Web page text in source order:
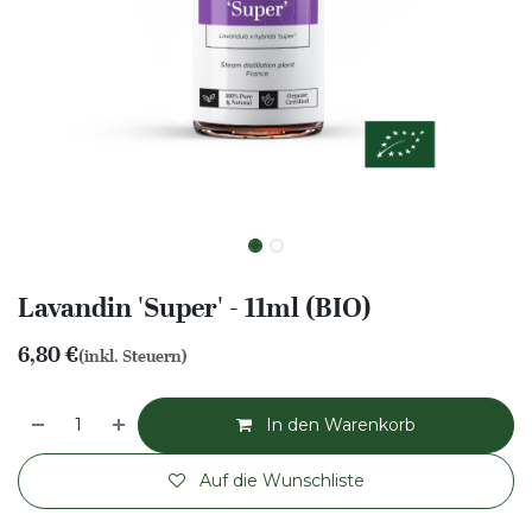
Lavandin 'Super' - 11ml (BIO)
6,80€(inkl. Steuern)
In den Warenkorb
Auf die Wunschliste